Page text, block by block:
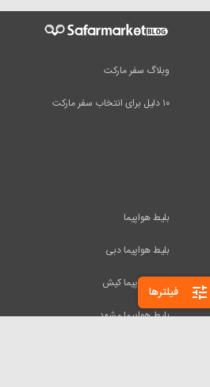
tune فیلترها
وبلاگ سفر مارکت
۱۰ دلیل برای انتخاب سفر مارکت
بلیط هواپیما
بلیط هواپیما دبی
بلیط هواپیما کیش
بلیط هواپیما مشهد